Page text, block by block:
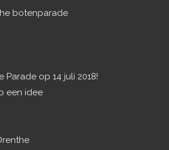
botenparade
Parade op 14 juli 2018!
een idee